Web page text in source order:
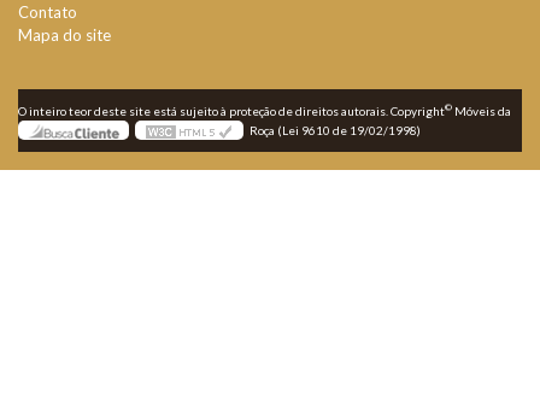
Contato
Mapa do site
O inteiro teor deste site está sujeito à proteção de direitos autorais. Copyright© Móveis da
Roça (Lei 9610 de 19/02/1998)